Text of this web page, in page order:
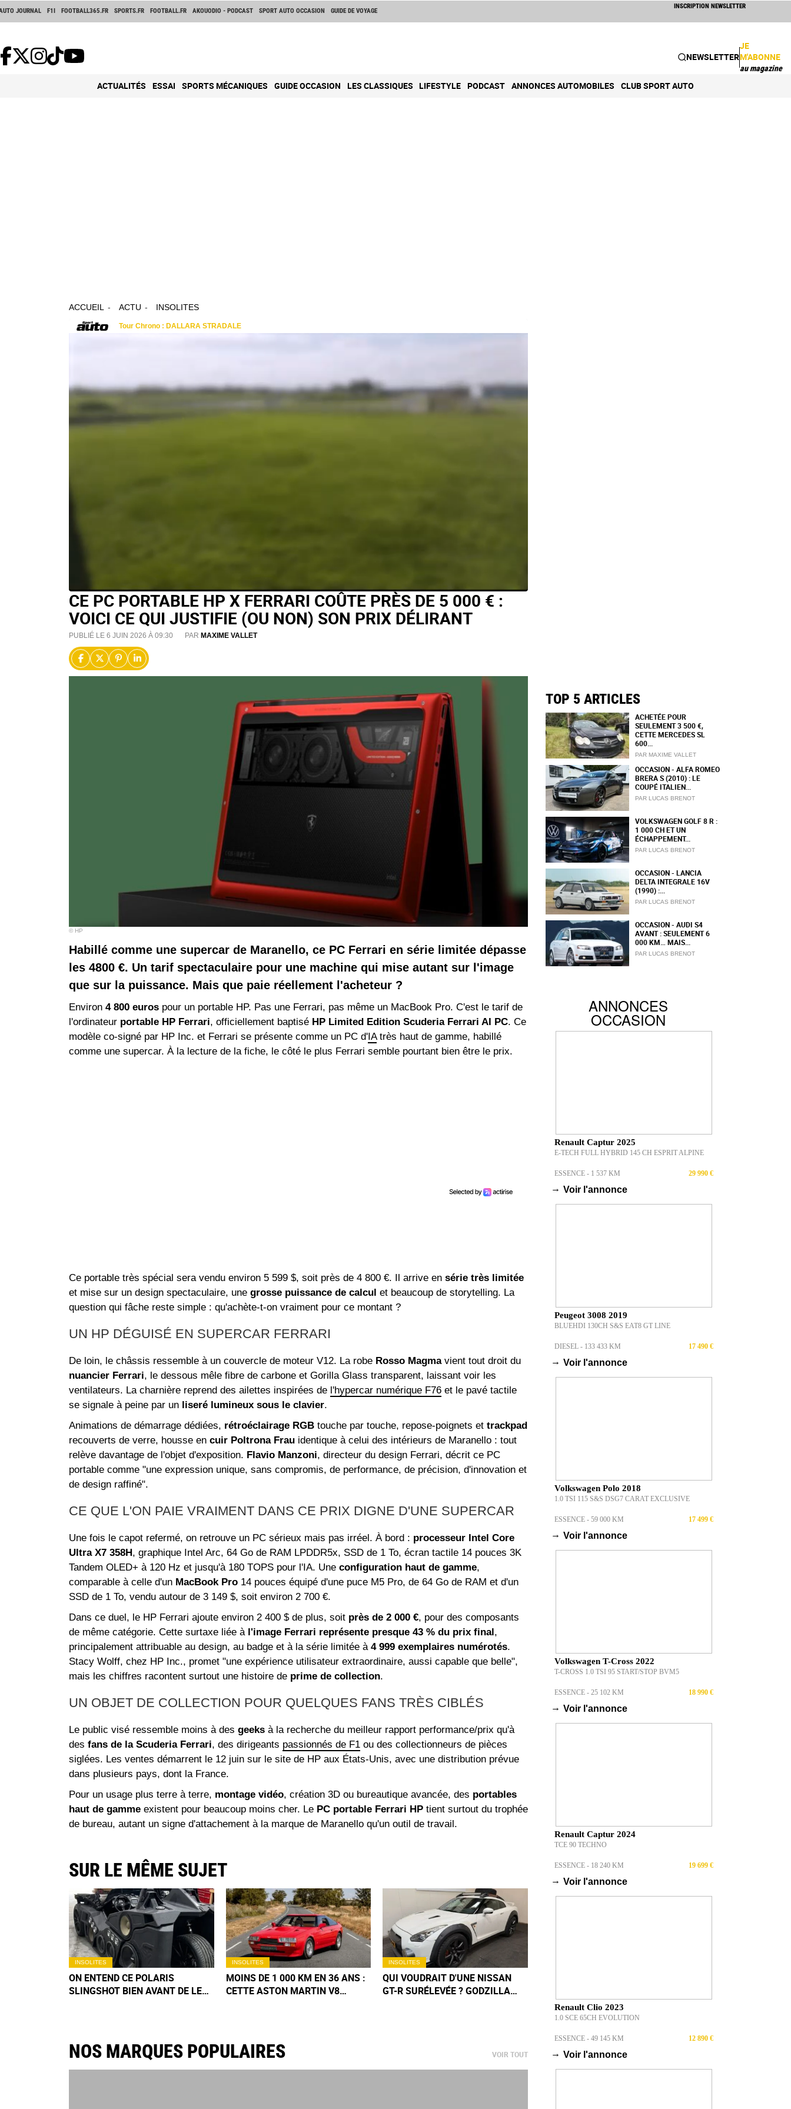
JOURNAL F1I FOOTBALL365.FR SPORTS.FR FOOTBALL.FR AKOUODIO - PODCAST SPORT AUTO OCCASION GUIDE DE VOYAGE
INSCRIPTION NEWSLETTER
NEWSLETTER
JE
M'ABONNE
au magazine
ACTUALITÉS ESSAI SPORTS MÉCANIQUES GUIDE OCCASION LES CLASSIQUES LIFESTYLE PODCAST ANNONCES AUTOMOBILES CLUB SPORT AUTO
ACCUEIL ACTU INSOLITES
CE PC PORTABLE HP X FERRARI COÛTE PRÈS DE 5 000 € :
VOICI CE QUI JUSTIFIE (OU NON) SON PRIX DÉLIRANT
PUBLIÉ LE 6 JUIN 2026 À 09:30 PAR MAXIME VALLET
© HP
Habillé comme une supercar de Maranello, ce PC Ferrari en série limitée dépasse
les 4800 €. Un tarif spectaculaire pour une machine qui mise autant sur l'image
que sur la puissance. Mais que paie réellement l'acheteur ?
Environ 4 800 euros pour un portable HP. Pas une Ferrari, pas même un MacBook Pro. C'est le tarif de
l'ordinateur portable HP Ferrari, officiellement baptisé HP Limited Edition Scuderia Ferrari AI PC. Ce
modèle co-signé par HP Inc. et Ferrari se présente comme un PC d'IAtrès haut de gamme, habillé
comme une supercar. À la lecture de la fiche, le côté le plus Ferrari semble pourtant bien être le prix.
Ce portable très spécial sera vendu environ 5 599 $, soit près de 4 800 €. Il arrive en série très limitée
et mise sur un design spectaculaire, une grosse puissance de calcul et beaucoup de storytelling. La
question qui fâche reste simple : qu'achète-t-on vraiment pour ce montant ?
UN HP DÉGUISÉ EN SUPERCAR FERRARI
De loin, le châssis ressemble à un couvercle de moteur V12. La robe Rosso Magmavient tout droit du
nuancier Ferrari, le dessous mêle fibre de carbone et Gorilla Glass transparent, laissant voir les
ventilateurs. La charnière reprend des ailettes inspirées de l'hypercar numérique F76 et le pavé tactile
se signale à peine par un liseré lumineux sous le clavier.
Animations de démarrage dédiées, rétroéclairage RGB touche par touche, repose-poignets et trackpad
recouverts de verre, housse en cuir Poltrona Frau identique à celui des intérieurs de Maranello : tout
relève davantage de l'objet d'exposition. Flavio Manzoni, directeur du design Ferrari, décrit ce PC
portable comme "une expression unique, sans compromis, de performance, de précision, d'innovation et
de design raffiné".
CE QUE L'ON PAIE VRAIMENT DANS CE PRIX DIGNE D'UNE SUPERCAR
Une fois le capot refermé, on retrouve un PC sérieux mais pas irréel. À bord : processeur Intel Core
Ultra X7 358H, graphique Intel Arc, 64 Go de RAM LPDDR5x, SSD de 1 To, écran tactile 14 pouces 3K
Tandem OLED+ à 120 Hz et jusqu'à 180 TOPS pour l'IA. Une configuration haut de gamme,
comparable à celle d'un MacBook Pro 14 pouces équipé d'une puce M5 Pro, de 64 Go de RAM et d'un
SSD de 1 To, vendu autour de 3 149 $, soit environ 2 700 €.
Dans ce duel, le HP Ferrari ajoute environ 2 400 $ de plus, soit près de 2 000 €, pour des composants
de même catégorie. Cette surtaxe liée à l'image Ferrari représente presque 43 % du prix final,
principalement attribuable au design, au badge et à la série limitée à 4 999 exemplaires numérotés.
Stacy Wolff, chez HP Inc., promet "une expérience utilisateur extraordinaire, aussi capable que belle",
mais les chiffres racontent surtout une histoire de prime de collection.
UN OBJET DE COLLECTION POUR QUELQUES FANS TRÈS CIBLÉS
Le public visé ressemble moins à des geeks à la recherche du meilleur rapport performance/prix qu'à
des fans de la Scuderia Ferrari, des dirigeants passionnés de F1 ou des collectionneurs de pièces
siglées. Les ventes démarrent le 12 juin sur le site de HP aux États-Unis, avec une distribution prévue
dans plusieurs pays, dont la France.
Pour un usage plus terre à terre, montage vidéo, création 3D ou bureautique avancée, des portables
haut de gamme existent pour beaucoup moins cher. Le PC portable Ferrari HP tient surtout du trophée
de bureau, autant un signe d'attachement à la marque de Maranello qu'un outil de travail.
SUR LE MÊME SUJET
INSOLITES
ON ENTEND CE POLARIS
SLINGSHOT BIEN AVANT DE LE
CONDUITE
INSOLITES
MOINS DE 1 000 KM EN 36 ANS :
CETTE ASTON MARTIN V8
INSOLITES
QUI VOUDRAIT D'UNE NISSAN
GT-R SURÉLEVÉE ? GODZILLA
NOS MARQUES POPULAIRES VOIR TOUT
TOP 5 ARTICLES
ACHETÉE POUR
SEULEMENT 3 500 €,
CETTE MERCEDES SL
600...
PAR MAXIME VALLET
OCCASION - ALFA ROMEO
BRERA S (2010) : LE
COUPÉ ITALIEN...
PAR LUCAS BRENOT
VOLKSWAGEN GOLF 8 R :
1 000 CH ET UN
ÉCHAPPEMENT...
PAR LUCAS BRENOT
OCCASION - LANCIA
DELTA INTEGRALE 16V
(1990) :...
PAR LUCAS BRENOT
OCCASION - AUDI S4
AVANT : SEULEMENT 6
000 KM… MAIS...
PAR LUCAS BRENOT
ANNONCES
OCCASION
Renault Captur 2025
E-TECH FULL HYBRID 145 CH ESPRIT ALPINE
ESSENCE - 1 537 KM 29 990 €
→ Voir l'annonce
Peugeot 3008 2019
BLUEHDI 130CH S&S EAT8 GT LINE
DIESEL - 133 433 KM 17 490 €
→ Voir l'annonce
Volkswagen Polo 2018
1.0 TSI 115 S&S DSG7 CARAT EXCLUSIVE
ESSENCE - 59 000 KM 17 499 €
→ Voir l'annonce
Volkswagen T-Cross 2022
T-CROSS 1.0 TSI 95 START/STOP BVM5
ESSENCE - 25 102 KM 18 990 €
→ Voir l'annonce
Renault Captur 2024
TCE 90 TECHNO
ESSENCE - 18 240 KM 19 699 €
→ Voir l'annonce
Renault Clio 2023
1.0 SCE 65CH EVOLUTION
ESSENCE - 49 145 KM 12 890 €
→ Voir l'annonce